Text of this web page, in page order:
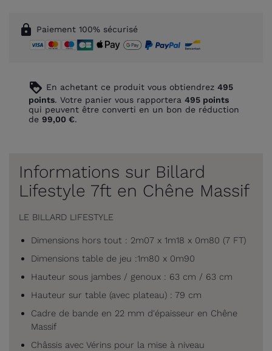
lock Paiement 100% sécurisé
loyalty En achetant ce produit vous obtiendrez 495
points. Votre panier vous rapportera 495 points
qui peuvent être converti en un bon de réduction
de 99,00 €.
Informations sur Billard
Lifestyle 7ft en Chêne Massif
LE BILLARD LIFESTYLE
Dimensions hors tout : 2m07 x 1m18 x 0m80 (7 FT)
Dimensions table de jeu :1m80 x 0m90
Hauteur sous jambes / genoux : 63 cm / 63 cm
Hauteur sur table (avec plateau) : 79 cm
Cadre de bande en 22 mm d'épaisseur en Chêne
Massif
Châssis avec Vérins pour la mise à niveau